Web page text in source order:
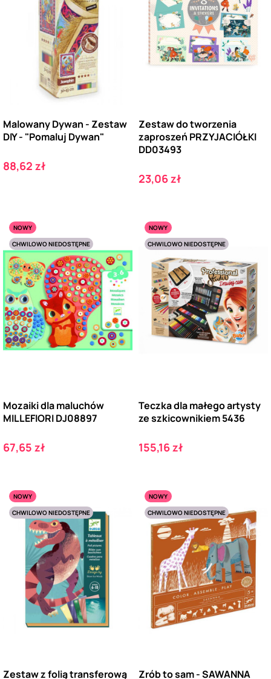
Malowany Dywan - Zestaw
DIY - "Pomaluj Dywan"
Cena
88,62 zł
Zestaw do tworzenia
zaproszeń PRZYJACIÓŁKI
DD03493
Cena
23,06 zł
NOWY
CHWILOWO NIEDOSTĘPNE
Mozaiki dla maluchów
MILLEFIORI DJ08897
Cena
67,65 zł
NOWY
CHWILOWO NIEDOSTĘPNE
Teczka dla małego artysty
ze szkicownikiem 5436
Cena
155,16 zł
NOWY
CHWILOWO NIEDOSTĘPNE
Zestaw z folią transferową
NOWY
CHWILOWO NIEDOSTĘPNE
Zrób to sam - SAWANNA